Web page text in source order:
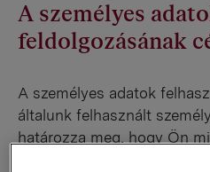
A személyes
feldolgozásának
A személyes adatok
általunk felhasznált
határozza meg, hogy Ön